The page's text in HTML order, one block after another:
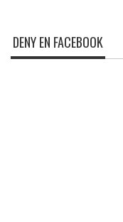
DENY EN FACEBOOK